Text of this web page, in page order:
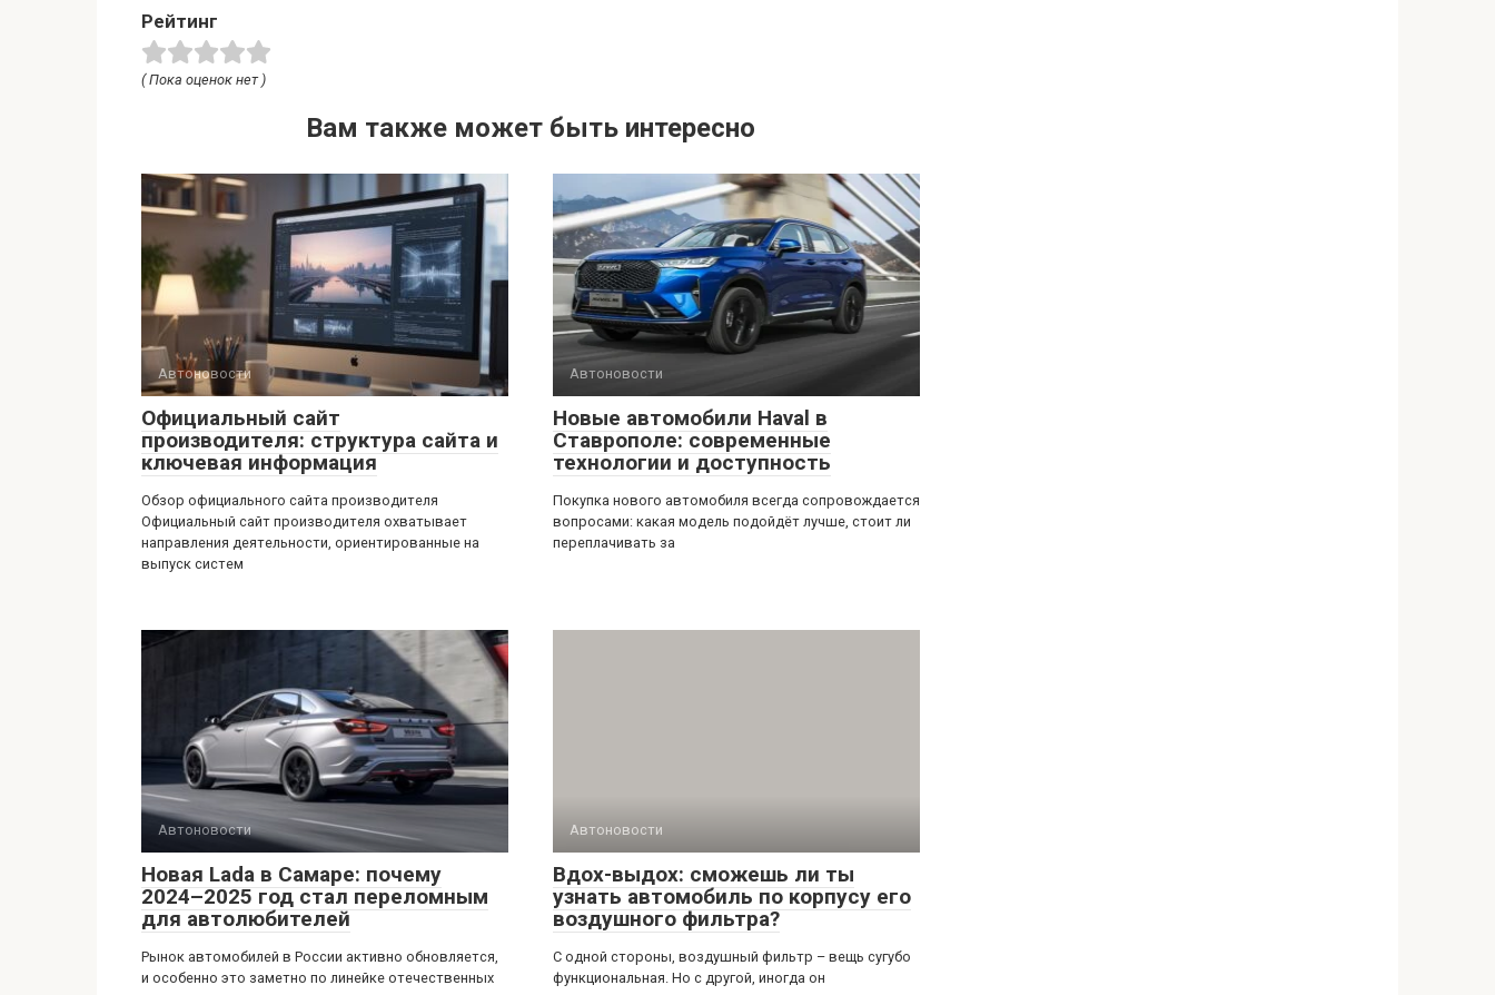
Рейтинг
( Пока оценок нет )
Вам также может быть интересно
Автоновости
Официальный сайт
производителя: структура сайта и
ключевая информация
Обзор официального сайта производителя
Официальный сайт производителя охватывает
направления деятельности, ориентированные на
выпуск систем
Автоновости
Новые автомобили Haval в
Ставрополе: современные
технологии и доступность
Покупка нового автомобиля всегда сопровождается
вопросами: какая модель подойдёт лучше, стоит ли
переплачивать за
Автоновости
Новая Lada в Самаре: почему
2024–2025 год стал переломным
для автолюбителей
Рынок автомобилей в России активно обновляется,
и особенно это заметно по линейке отечественных
Автоновости
Вдох-выдох: сможешь ли ты
узнать автомобиль по корпусу его
воздушного фильтра?
С одной стороны, воздушный фильтр – вещь сугубо
функциональная. Но с другой, иногда он